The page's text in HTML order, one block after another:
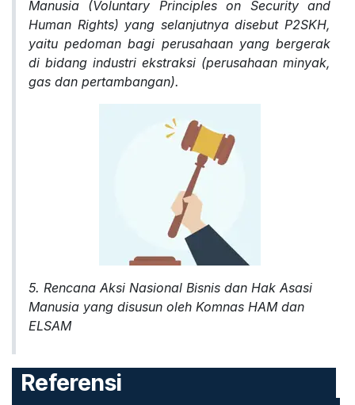
Manusia (Voluntary Principles on Security and
Human Rights) yang selanjutnya disebut P2SKH,
yaitu pedoman bagi perusahaan yang bergerak
di bidang industri ekstraksi (perusahaan minyak,
gas dan pertambangan).
5. Rencana Aksi Nasional Bisnis dan Hak Asasi
Manusia yang disusun oleh Komnas HAM dan
ELSAM
Referensi